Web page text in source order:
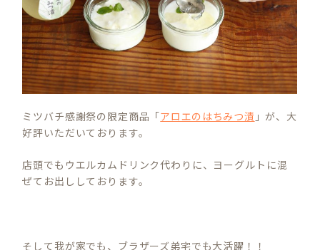
ミツバチ感謝祭の限定商品「アロエのはちみつ漬 」が、大
好評いただいております。
店頭でもウエルカムドリンク代わりに、ヨーグルトに混
ぜてお出ししております。
そして我が家でも、ブラザーズ弟宅でも大活躍！！